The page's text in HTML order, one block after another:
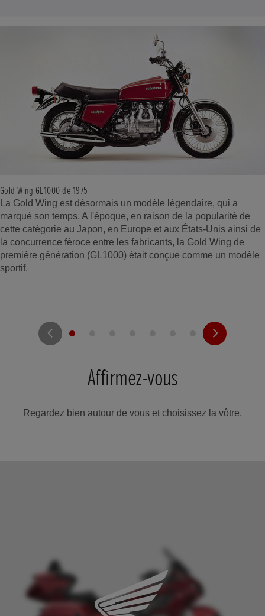
Gold Wing GL1000 de 1975
La Gold Wing est désormais un modèle légendaire, qui a
marqué son temps. A l'époque, en raison de la popularité de
cette catégorie au Japon, en Europe et aux États-Unis ainsi de
la concurrence féroce entre les fabricants, la Gold Wing de
première génération (GL1000) était conçue comme un modèle
sportif.
Affirmez-vous
Regardez bien autour de vous et choisissez la vôtre.